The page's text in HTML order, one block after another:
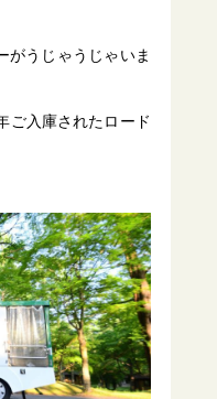
がうじゃうじゃいま
ご入庫されたロード